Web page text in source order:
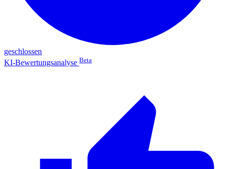
geschlossen
KI-Bewertungsanalyse Beta